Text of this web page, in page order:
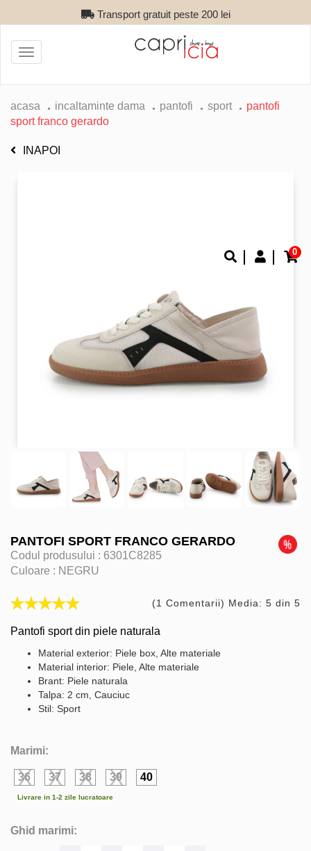
Transport gratuit peste 200 lei
0
Toggle
navigation
acasa incaltaminte dama pantofi sport
pantofi
sport franco gerardo
INAPOI
PANTOFI SPORT FRANCO GERARDO
Codul produsului : 6301C8285
Culoare : NEGRU
(1 Comentarii) Media: 5 din 5
Pantofi sport din piele naturala
Material exterior: Piele box, Alte materiale
Material interior: Piele, Alte materiale
Brant: Piele naturala
Talpa: 2 cm, Cauciuc
Stil: Sport
Marimi:
36 37 38 39 40
Livrare in 1-2 zile lucratoare
Ghid marimi: